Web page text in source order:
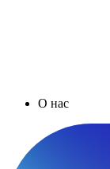
О нас